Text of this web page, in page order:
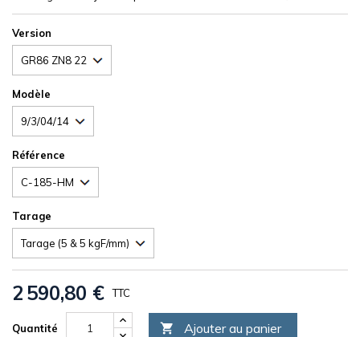
Version
Modèle
Référence
Tarage
2 590,80 € TTC
Quantité  Ajouter au panier